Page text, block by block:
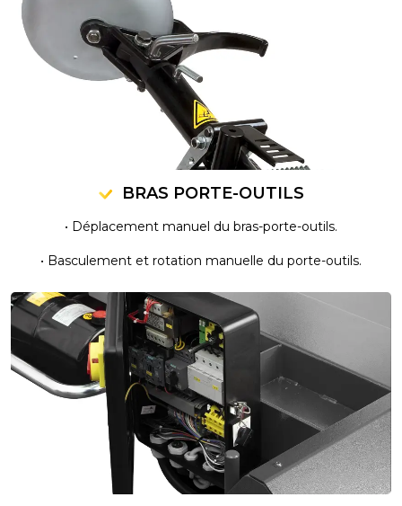
BRAS PORTE-OUTILS
• Déplacement manuel du bras-porte-outils.
• Basculement et rotation manuelle du porte-outils.